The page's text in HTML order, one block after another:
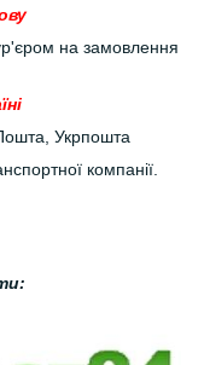
на замовлення
Укрпошта
компанії.